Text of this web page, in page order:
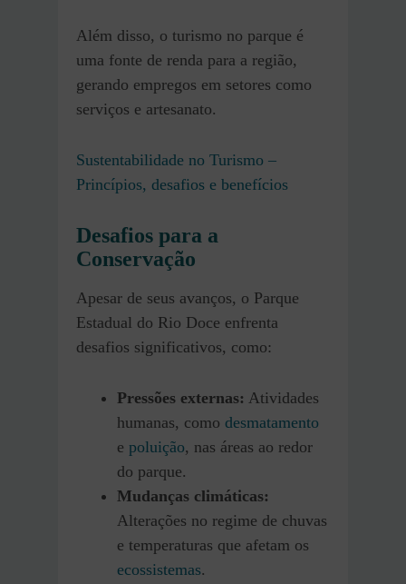
Além disso, o turismo no parque é
uma fonte de renda para a região,
gerando empregos em setores como
serviços e artesanato.
Sustentabilidade no Turismo –
Princípios, desafios e benefícios
Desafios para a
Conservação
Apesar de seus avanços, o Parque
Estadual do Rio Doce enfrenta
desafios significativos, como:
Pressões externas: Atividades
humanas, como desmatamento
e poluição, nas áreas ao redor
do parque.
Mudanças climáticas:
Alterações no regime de chuvas
e temperaturas que afetam os
ecossistemas.